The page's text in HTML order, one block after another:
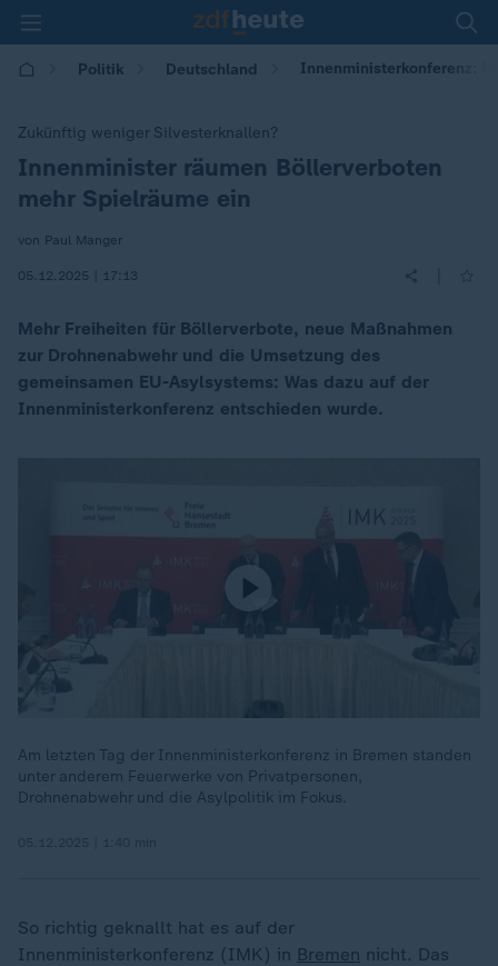
Politik Deutschland Innenministerkonferenz:
Zukünftig weniger Silvesterknallen?
:
Innenminister räumen Böllerverboten
mehr Spielräume ein
von Paul Manger
05.12.2025 | 17:13
Mehr Freiheiten für Böllerverbote, neue Maßnahmen
zur Drohnenabwehr und die Umsetzung des
gemeinsamen EU-Asylsystems: Was dazu auf der
Innenministerkonferenz entschieden wurde.
Am letzten Tag der Innenministerkonferenz in Bremen standen
unter anderem Feuerwerke von Privatpersonen,
Drohnenabwehr und die Asylpolitik im Fokus.
So richtig geknallt hat es auf der
Innenministerkonferenz (IMK) in Bremen nicht. Das